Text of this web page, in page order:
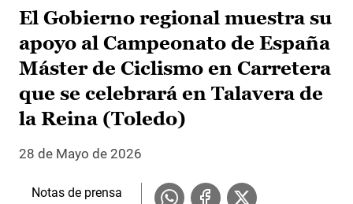
El Gobierno regional muestra su
apoyo al Campeonato de España
Máster de Ciclismo en Carretera
que se celebrará en Talavera de
la Reina (Toledo)
28 de Mayo de 2026
Notas de prensa